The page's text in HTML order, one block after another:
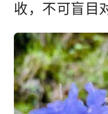
收，不可盲目